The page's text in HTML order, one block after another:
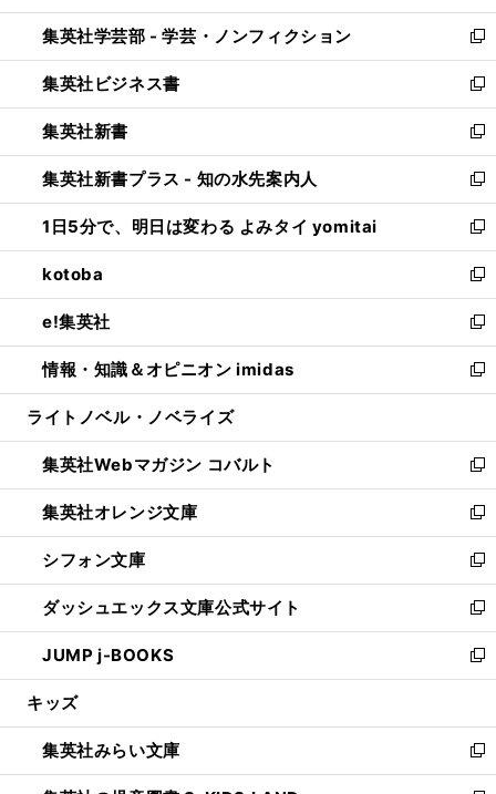
開
く
ウ
で
開
く
ン
ド
ウ
で
開
く
ウ
ィ
ン
ド
ウ
で
開
く
集英社学芸部 - 学芸・ノンフィクション
新
し
い
ウ
ィ
ン
ド
ウ
で
開
く
集英社ビジネス書
新
し
い
ウ
ィ
ン
ド
ウ
で
開
く
集英社新書
新
し
い
ウ
ィ
ン
ド
ウ
で
開
く
集英社新書プラス - 知の水先案内人
新
し
い
ウ
ィ
ン
ド
ウ
で
開
1日5分で、明日は変わる よみタイ yomitai
新
し
い
ウ
ィ
ン
ド
ウ
開
く
kotoba
新
し
い
ウ
ィ
ン
ウ
で
開
く
e!集英社
新
し
い
ウ
ン
ド
ウ
で
開
く
情報・知識＆オピニオン imidas
新
し
ウ
ィ
ン
ド
ウ
で
開
く
ライトノベル・ノベライズ
集英社Webマガジン コバルト
新
し
い
ウ
ィ
ン
ド
ウ
で
開
集英社オレンジ文庫
新
し
い
ウ
ィ
ン
ド
ウ
開
く
シフォン文庫
新
し
い
ウ
ィ
ン
ウ
で
開
ダッシュエックス文庫公式サイト
新
し
い
ウ
ン
ド
ウ
JUMP j-BOOKS
新
し
ウ
ィ
ン
キッズ
集英社みらい文庫
新
し